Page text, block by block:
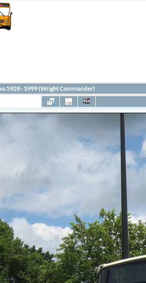
5928 - 5999 (Wright Commander)